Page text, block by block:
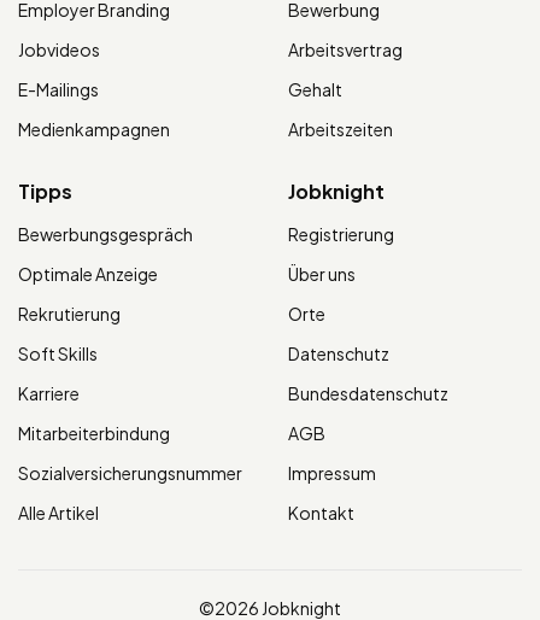
Employer Branding
Jobvideos
E-Mailings
Medienkampagnen
Bewerbung
Arbeitsvertrag
Gehalt
Arbeitszeiten
Tipps
Bewerbungsgespräch
Optimale Anzeige
Rekrutierung
Soft Skills
Karriere
Mitarbeiterbindung
Sozialversicherungsnummer
Alle Artikel
Jobknight
Registrierung
Über uns
Orte
Datenschutz
Bundesdatenschutz
AGB
Impressum
Kontakt
©2026 Jobknight